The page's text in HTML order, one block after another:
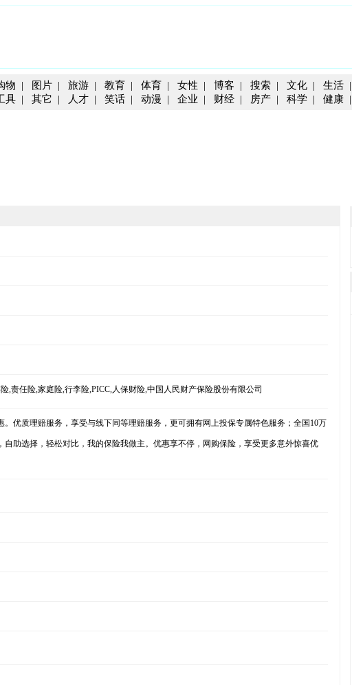
物 | 图片 | 旅游 | 教育 | 体育 | 女性 | 博客 | 搜索 | 文化 | 生活
具 | 其它 | 人才 | 笑话 | 动漫 | 企业 | 财经 | 房产 | 科学 | 健康
责任险,家庭险,行李险,PICC,人保财险,中国人民财产保险股份有限公司
优质理赔服务，享受与线下同等理赔服务，更可拥有网上投保专属特色服务；全国10万
助选择，轻松对比，我的保险我做主。优惠享不停，网购保险，享受更多意外惊喜优